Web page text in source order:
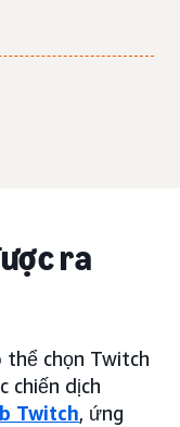
ra
thể chọn Twitch
chiến dịch
Twitch, ứng